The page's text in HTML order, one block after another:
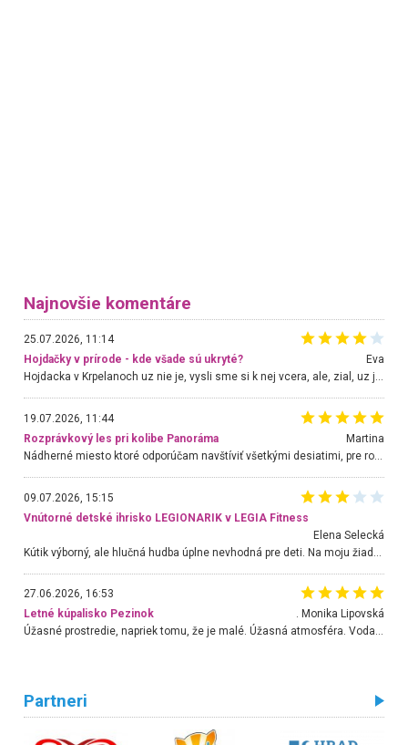
Najnovšie komentáre
25.07.2026, 11:14
Hojdačky v prírode - kde všade sú ukryté?
Eva
Hojdacka v Krpelanoch uz nie je, vysli sme si k nej vcera, ale, zial, uz je znicena. Ak sem planujete cestu len kvoli hojdacke, mozete si ju usetrit. Krasny vyhlad je tu vsak aj bez hojdacky :-)
19.07.2026, 11:44
Rozprávkový les pri kolibe Panoráma
Martina
Nádherné miesto ktoré odporúčam navštíviť všetkými desiatimi, pre rodiny s deťmi, dôchodcom... Proste a jednoducho ozaj rozprávkový les.. určite ešte prídeme. Odniesli sme si na pamiatku krásne tričká,
09.07.2026, 15:15
Vnútorné detské ihrisko LEGIONARIK v LEGIA Fitness
Elena Selecká
27.06.2026, 16:53
Letné kúpalisko Pezinok
. Monika Lipovská
Úžasné prostredie, napriek tomu, že je malé. Úžasná atmosféra. Voda fantastická a nádherná. Ľudí je pomerne veľa, ale su mili a ohľaduplní. Je veľmi zaujímavé sledovať, ako dokážu spolu športovať cudzí ľudia a bez ohľadu na vek. Vládne tu pohoda. Vnuka neviem dostať z vody. Ďakujem za krásny deň . Urcite sa sem vrátim. Jediný problém je s parkovaním, ale aj ten sa mi podarilo vyriešiť. Monika Bratislava
Partneri